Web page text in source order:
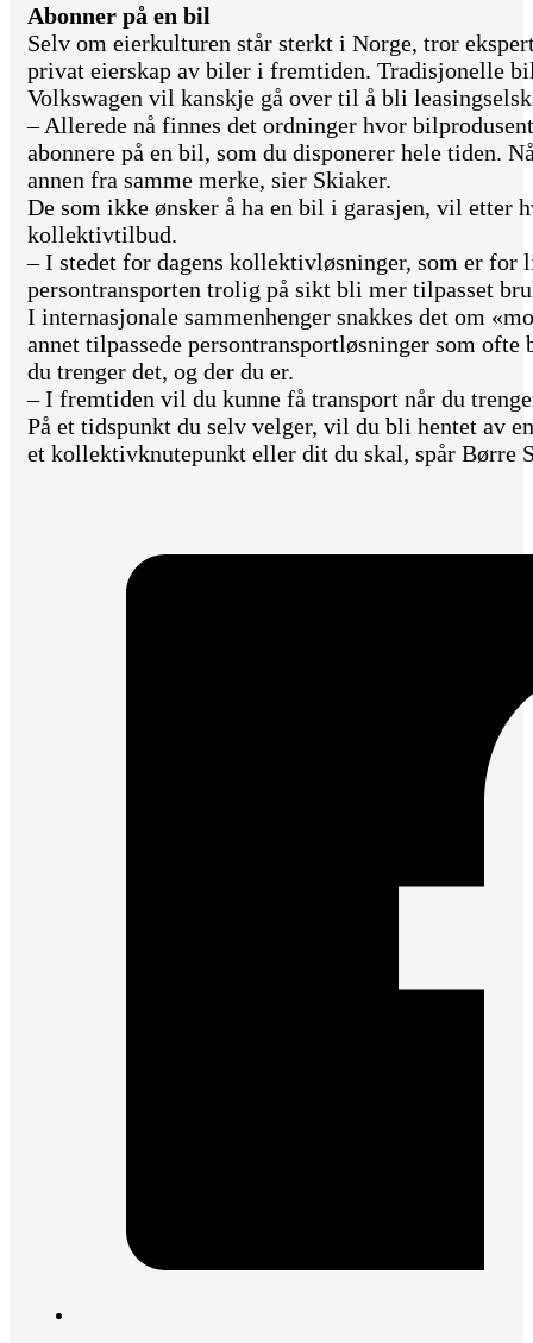
Abonner på en bil
Selv om eierkulturen står sterkt i Norge, tror
privat eierskap av biler i fremtiden. Tradisjonelle
Volkswagen vil kanskje gå over til å bli
– Allerede nå finnes det ordninger hvor
abonnere på en bil, som du disponerer hele tiden.
annen fra samme merke, sier Skiaker.
De som ikke ønsker å ha en bil i garasjen, vil etter
kollektivtilbud.
– I stedet for dagens kollektivløsninger, som er for
persontransporten trolig på sikt bli mer tilpasset
I internasjonale sammenhenger snakkes det om
annet tilpassede persontransportløsninger som
du trenger det, og der du er.
– I fremtiden vil du kunne få transport når du
På et tidspunkt du selv velger, vil du bli hentet av
et kollektivknutepunkt eller dit du skal, spår Børre